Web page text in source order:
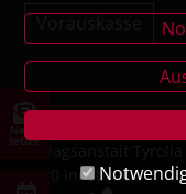
letter
6020 Innsbruck